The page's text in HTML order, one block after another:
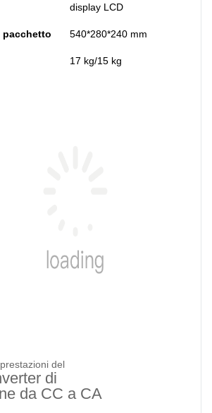
display LCD
pacchetto 540*280*240 mm
17 kg/15 kg
del
di
da CC a CA